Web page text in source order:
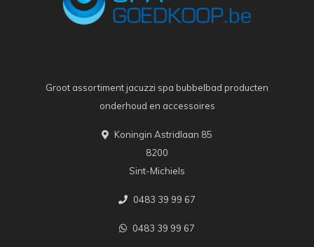
Groot assortiment jacuzzi spa bubbelbad producten
onderhoud en accessoires
Koningin Astridlaan 85
8200
Sint-Michiels
0483 39 99 67
0483 39 99 67